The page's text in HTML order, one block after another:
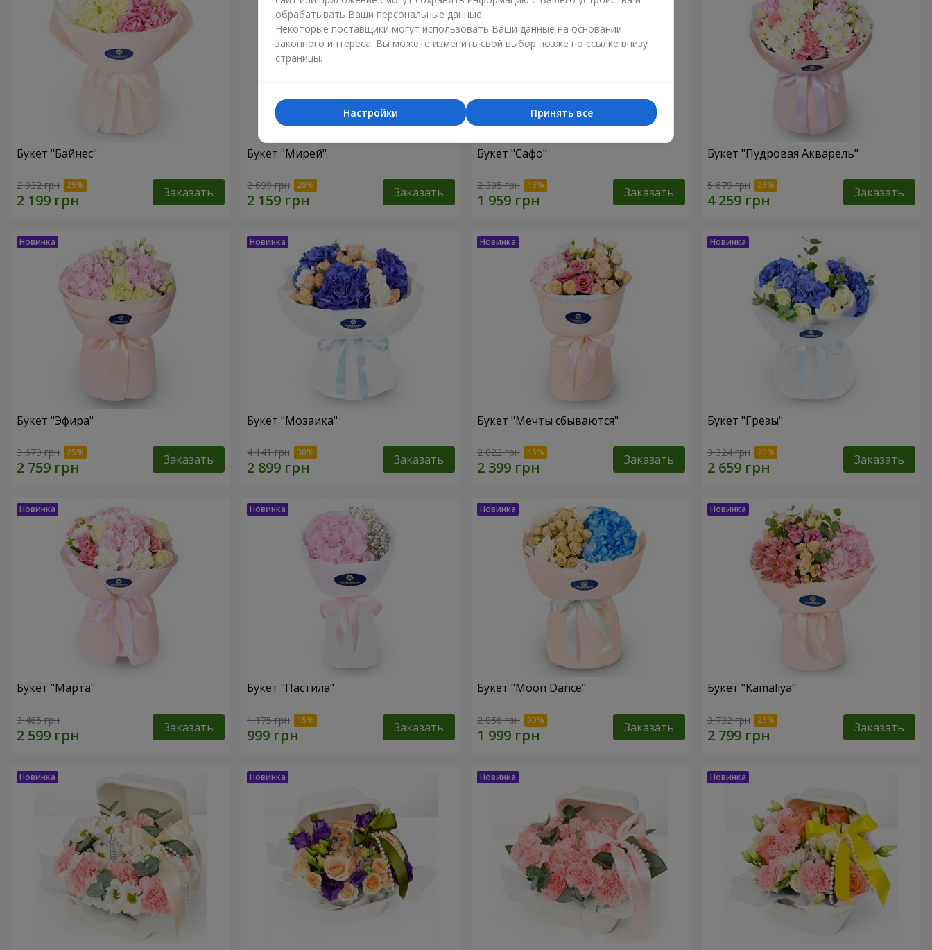
Букет "Байнес"
2 932 грн Заказать
Букет "Мирей"
2 699 грн Заказать
Букет "Сафо"
2 305 грн Заказать
Букет "Пудровая Акварель"
5 679 грн Заказать
Букет "Эфира"
3 679 грн Заказать
Букет "Мозаика"
4 141 грн Заказать
Букет "Мечты сбываются"
2 822 грн Заказать
Букет "Грезы"
3 324 грн Заказать
Букет "Марта"
3 465 грн Заказать
Букет "Пастила"
1 175 грн Заказать
Букет "Moon Dance"
2 856 грн Заказать
Букет "Kamaliya"
3 732 грн Заказать
обрабатывать Ваши персональные данные.
Некоторые поставщики могут использовать Ваши данные на основании
законного интереса. Вы можете изменить свой выбор позже по ссылке внизу
страницы.
Принять все
Настройки